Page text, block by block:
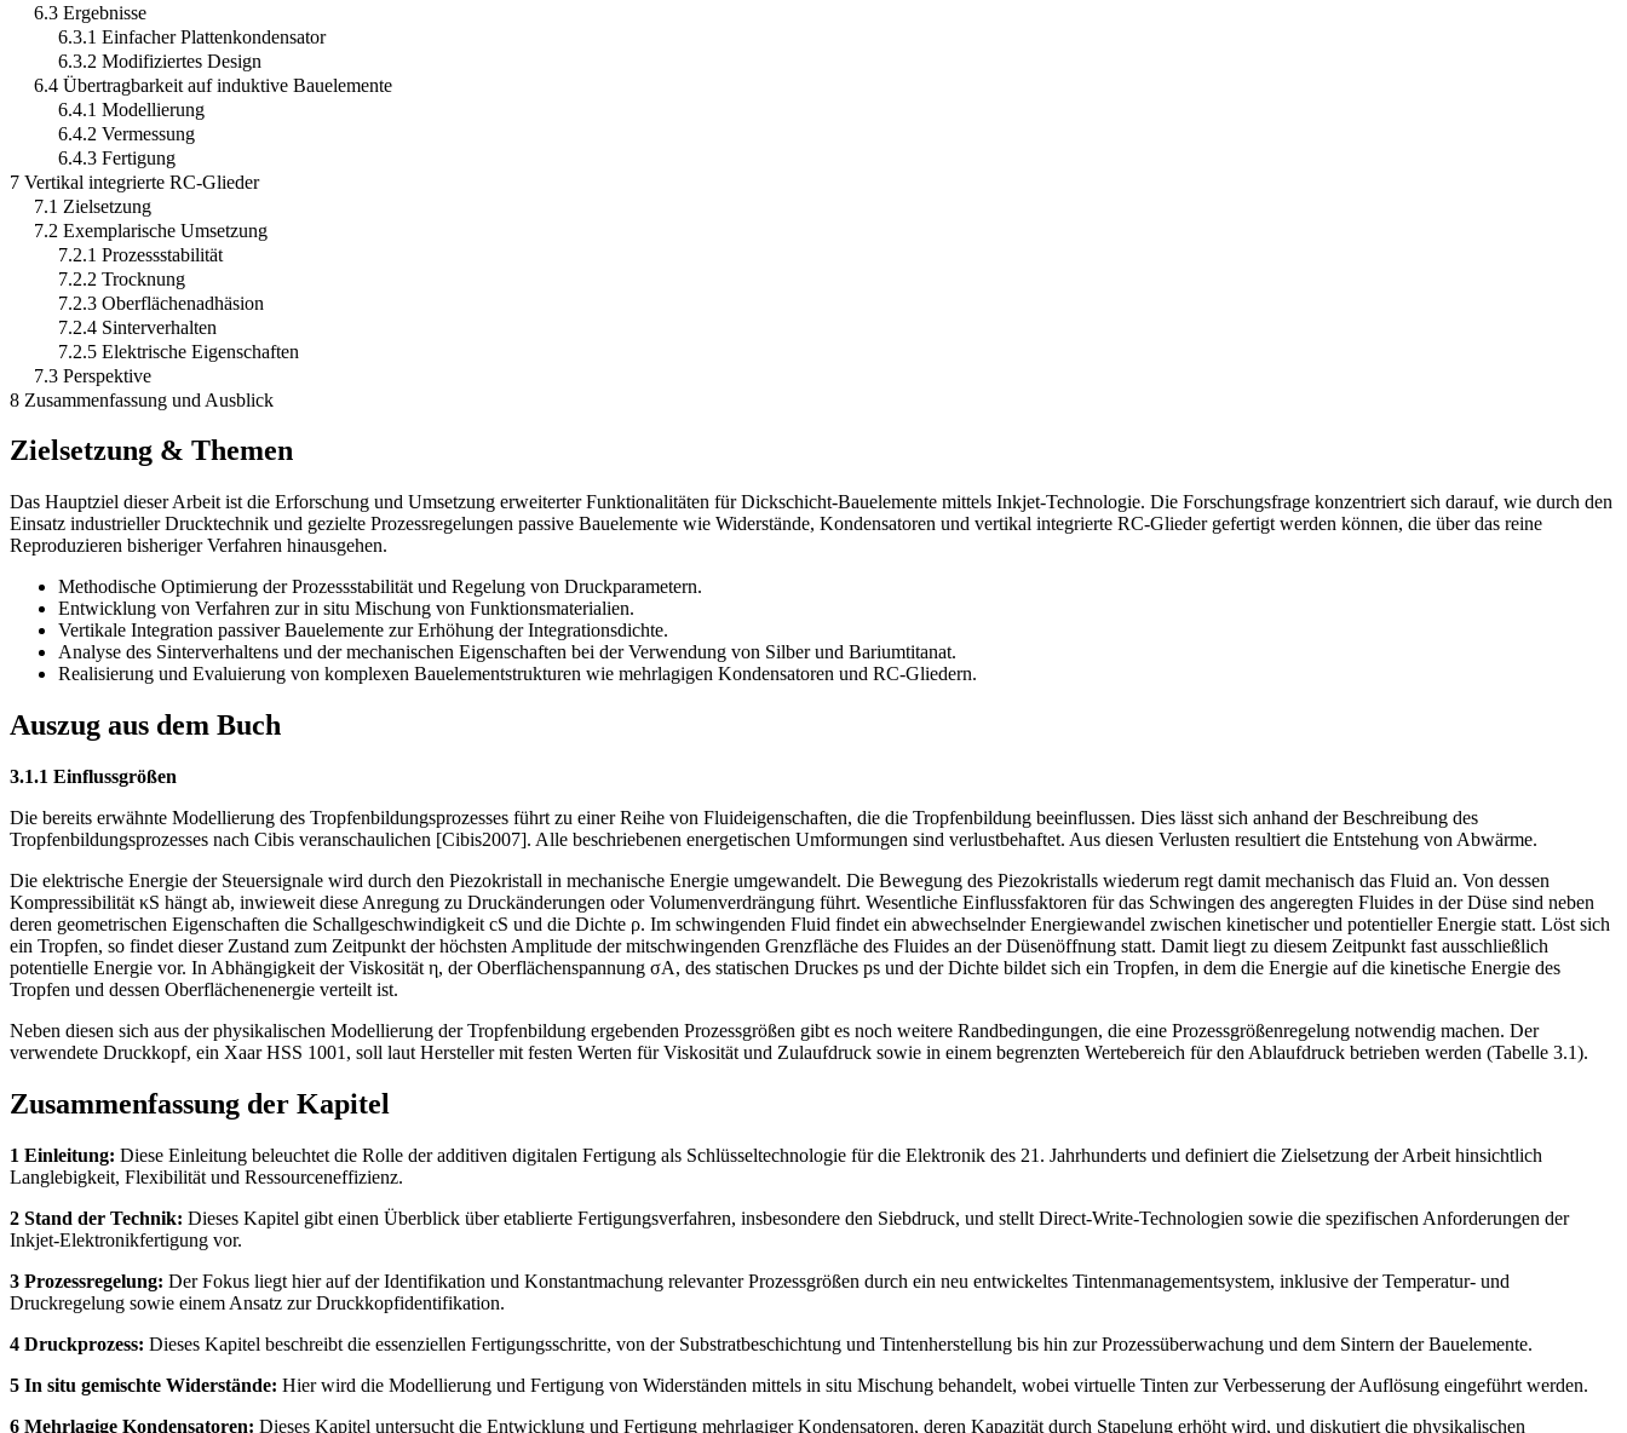
6.3 Ergebnisse
6.3.1 Einfacher Plattenkondensator
6.3.2 Modifiziertes Design
6.4 Übertragbarkeit auf induktive Bauelemente
6.4.1 Modellierung
6.4.2 Vermessung
6.4.3 Fertigung
7 Vertikal integrierte RC-Glieder
7.1 Zielsetzung
7.2 Exemplarische Umsetzung
7.2.1 Prozessstabilität
7.2.2 Trocknung
7.2.3 Oberflächenadhäsion
7.2.4 Sinterverhalten
7.2.5 Elektrische Eigenschaften
7.3 Perspektive
8 Zusammenfassung und Ausblick
Zielsetzung & Themen
Das Hauptziel dieser Arbeit ist die Erforschung und Umsetzung erweiterter Funktionalitäten für Dickschicht-Bauelemente mittels Inkjet-Technologie. Die Forschungsfrage konzentriert sich darauf, wie durch den
Einsatz industrieller Drucktechnik und gezielte Prozessregelungen passive Bauelemente wie Widerstände, Kondensatoren und vertikal integrierte RC-Glieder gefertigt werden können, die über das reine
Reproduzieren bisheriger Verfahren hinausgehen.
Methodische Optimierung der Prozessstabilität und Regelung von Druckparametern.
Entwicklung von Verfahren zur in situ Mischung von Funktionsmaterialien.
Vertikale Integration passiver Bauelemente zur Erhöhung der Integrationsdichte.
Analyse des Sinterverhaltens und der mechanischen Eigenschaften bei der Verwendung von Silber und Bariumtitanat.
Realisierung und Evaluierung von komplexen Bauelementstrukturen wie mehrlagigen Kondensatoren und RC-Gliedern.
Auszug aus dem Buch
3.1.1 Einflussgrößen
Die bereits erwähnte Modellierung des Tropfenbildungsprozesses führt zu einer Reihe von Fluideigenschaften, die die Tropfenbildung beeinflussen. Dies lässt sich anhand der Beschreibung des
Tropfenbildungsprozesses nach Cibis veranschaulichen [Cibis2007]. Alle beschriebenen energetischen Umformungen sind verlustbehaftet. Aus diesen Verlusten resultiert die Entstehung von Abwärme.
Die elektrische Energie der Steuersignale wird durch den Piezokristall in mechanische Energie umgewandelt. Die Bewegung des Piezokristalls wiederum regt damit mechanisch das Fluid an. Von dessen
Kompressibilität κS hängt ab, inwieweit diese Anregung zu Druckänderungen oder Volumenverdrängung führt. Wesentliche Einflussfaktoren für das Schwingen des angeregten Fluides in der Düse sind neben
deren geometrischen Eigenschaften die Schallgeschwindigkeit cS und die Dichte ρ. Im schwingenden Fluid findet ein abwechselnder Energiewandel zwischen kinetischer und potentieller Energie statt. Löst sich
ein Tropfen, so findet dieser Zustand zum Zeitpunkt der höchsten Amplitude der mitschwingenden Grenzfläche des Fluides an der Düsenöffnung statt. Damit liegt zu diesem Zeitpunkt fast ausschließlich
potentielle Energie vor. In Abhängigkeit der Viskosität η, der Oberflächenspannung σA, des statischen Druckes ps und der Dichte bildet sich ein Tropfen, in dem die Energie auf die kinetische Energie des
Tropfen und dessen Oberflächenenergie verteilt ist.
Neben diesen sich aus der physikalischen Modellierung der Tropfenbildung ergebenden Prozessgrößen gibt es noch weitere Randbedingungen, die eine Prozessgrößenregelung notwendig machen. Der
verwendete Druckkopf, ein Xaar HSS 1001, soll laut Hersteller mit festen Werten für Viskosität und Zulaufdruck sowie in einem begrenzten Wertebereich für den Ablaufdruck betrieben werden (Tabelle 3.1).
Zusammenfassung der Kapitel
1 Einleitung: Diese Einleitung beleuchtet die Rolle der additiven digitalen Fertigung als Schlüsseltechnologie für die Elektronik des 21. Jahrhunderts und definiert die Zielsetzung der Arbeit hinsichtlich
Langlebigkeit, Flexibilität und Ressourceneffizienz.
2 Stand der Technik: Dieses Kapitel gibt einen Überblick über etablierte Fertigungsverfahren, insbesondere den Siebdruck, und stellt Direct-Write-Technologien sowie die spezifischen Anforderungen der
Inkjet-Elektronikfertigung vor.
3 Prozessregelung: Der Fokus liegt hier auf der Identifikation und Konstantmachung relevanter Prozessgrößen durch ein neu entwickeltes Tintenmanagementsystem, inklusive der Temperatur- und
Druckregelung sowie einem Ansatz zur Druckkopfidentifikation.
4 Druckprozess: Dieses Kapitel beschreibt die essenziellen Fertigungsschritte, von der Substratbeschichtung und Tintenherstellung bis hin zur Prozessüberwachung und dem Sintern der Bauelemente.
5 In situ gemischte Widerstände: Hier wird die Modellierung und Fertigung von Widerständen mittels in situ Mischung behandelt, wobei virtuelle Tinten zur Verbesserung der Auflösung eingeführt werden.
6 Mehrlagige Kondensatoren: Dieses Kapitel untersucht die Entwicklung und Fertigung mehrlagiger Kondensatoren, deren Kapazität durch Stapelung erhöht wird, und diskutiert die physikalischen